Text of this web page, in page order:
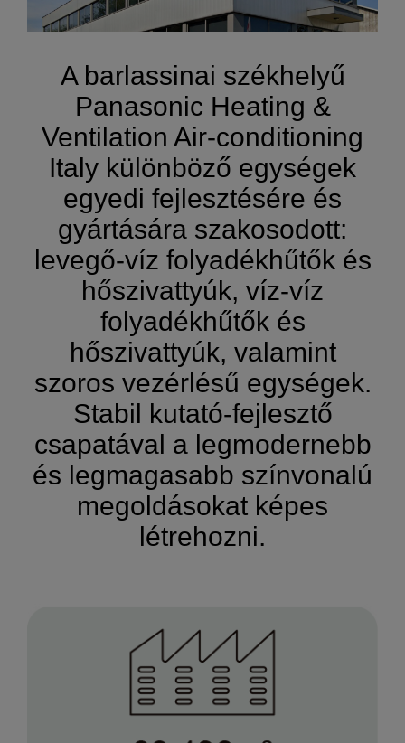
A barlassinai székhelyű
Panasonic Heating &
Ventilation Air-conditioning
Italy különböző egységek
egyedi fejlesztésére és
gyártására szakosodott:
levegő-víz folyadékhűtők és
hőszivattyúk, víz-víz
folyadékhűtők és
hőszivattyúk, valamint
szoros vezérlésű egységek.
Stabil kutató-fejlesztő
csapatával a legmodernebb
és legmagasabb színvonalú
megoldásokat képes
létrehozni.